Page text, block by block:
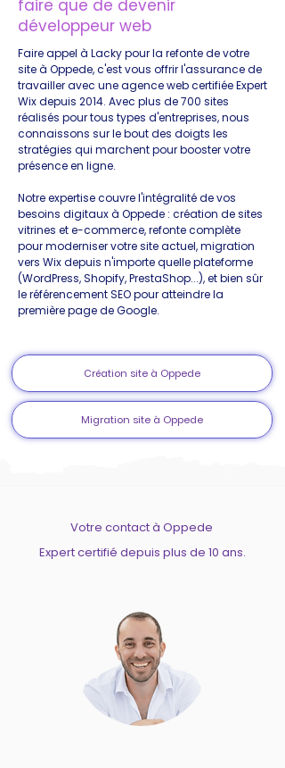
faire que de devenir
développeur web
Faire appel à Lacky pour la refonte de votre
site à Oppede, c'est vous offrir l'assurance de
travailler avec une agence web certifiée Expert
Wix depuis 2014. Avec plus de 700 sites
réalisés pour tous types d'entreprises, nous
connaissons sur le bout des doigts les
stratégies qui marchent pour booster votre
présence en ligne.
Notre expertise couvre l'intégralité de vos
besoins digitaux à Oppede : création de sites
vitrines et e-commerce, refonte complète
pour moderniser votre site actuel, migration
vers Wix depuis n'importe quelle plateforme
(WordPress, Shopify, PrestaShop...), et bien sûr
le référencement SEO pour atteindre la
première page de Google.
Création site à Oppede
Migration site à Oppede
Votre contact à Oppede
Expert certifié depuis plus de 10 ans.